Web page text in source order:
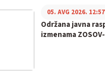
Održana javna
izmenama
05. AVG 2026. 12:57